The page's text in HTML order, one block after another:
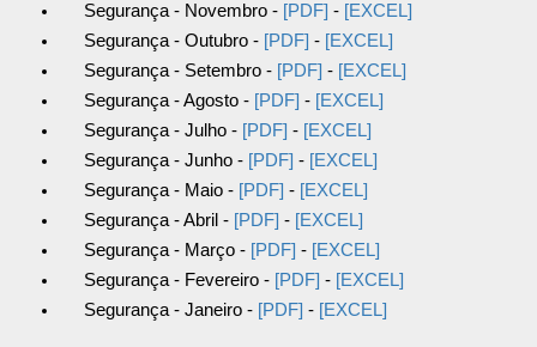
Segurança - Novembro - [PDF] - [EXCEL]
Segurança - Outubro - [PDF] - [EXCEL]
Segurança - Setembro - [PDF] - [EXCEL]
Segurança - Agosto - [PDF] - [EXCEL]
Segurança - Julho - [PDF] - [EXCEL]
Segurança - Junho - [PDF] - [EXCEL]
Segurança - Maio - [PDF] - [EXCEL]
Segurança - Abril - [PDF] - [EXCEL]
Segurança - Março - [PDF] - [EXCEL]
Segurança - Fevereiro - [PDF] - [EXCEL]
Segurança - Janeiro - [PDF] - [EXCEL]